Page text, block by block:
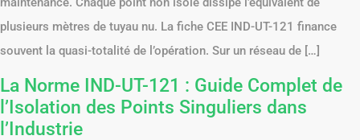
plusieurs mètres de tuyau nu. La fiche CEE IND-UT-121 finance
souvent la quasi-totalité de l’opération. Sur un réseau de […]
La Norme IND-UT-121 : Guide Complet de
l’Isolation des Points Singuliers dans
l’Industrie